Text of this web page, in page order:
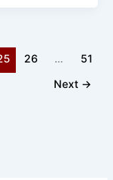
26 …
51
Next →